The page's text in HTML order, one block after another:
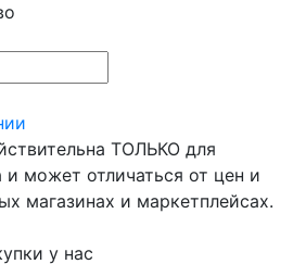
ТОЛЬКО для
и может отличаться от цен и
магазинах и маркетплейсах.
у нас